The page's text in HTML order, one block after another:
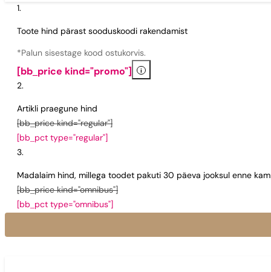
Toote hind pärast sooduskoodi rakendamist
*Palun sisestage kood ostukorvis.
[bb_price kind="promo"] i
Artikli praegune hind
[bb_price kind="regular"]
[bb_pct type="regular"]
Madalaim hind, millega toodet pakuti 30 päeva jooksul enne
[bb_price kind="omnibus"]
[bb_pct type="omnibus"]